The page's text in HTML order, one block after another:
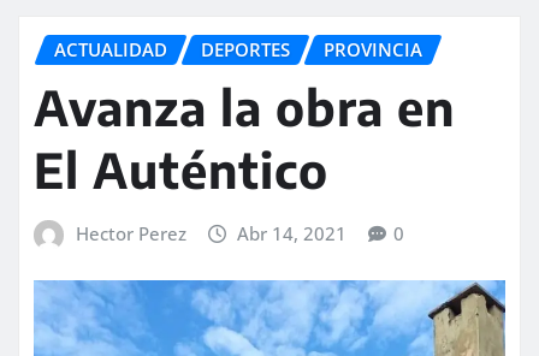
ACTUALIDAD DEPORTES PROVINCIA
Avanza la obra en
El Auténtico
Hector Perez Abr 14, 2021 0